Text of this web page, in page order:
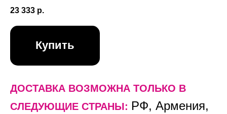
23 333 р.
Купить
ДОСТАВКА ВОЗМОЖНА ТОЛЬКО В
CЛЕДУЮЩИЕ СТРАНЫ: РФ, Армения,